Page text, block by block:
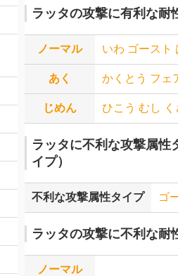
ラッタの攻撃に有利な耐
ノーマル いわ ゴースト
あく かくとう フェ
じめん ひこう むし
ラッタに不利な攻撃属性
イプ）
不利な攻撃属性タイプ ゴ
ラッタの攻撃に不利な耐
ノーマル